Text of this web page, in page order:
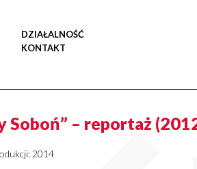
DZIAŁALNOŚĆ
KONTAKT
Soboń” – reportaż
2014